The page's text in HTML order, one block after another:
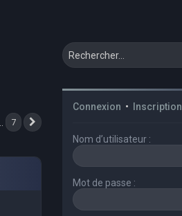
7
Connexion • Inscription
Nom d’utilisateur :
Mot de passe :